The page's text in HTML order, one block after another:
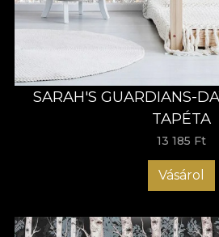
SARAH'S GUARDIANS-
TAPÉTA
13 185 Ft
Vásárol